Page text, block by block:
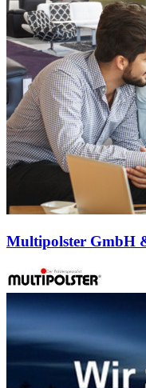
Multipolster GmbH